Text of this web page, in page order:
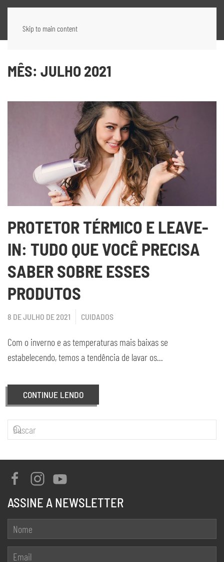
Skip to main content
MÊS: JULHO 2021
PROTETOR TÉRMICO E LEAVE-
IN: TUDO QUE VOCÊ PRECISA
SABER SOBRE ESSES
PRODUTOS
8 DE JULHO DE 2021 CUIDADOS
Com o inverno e as temperaturas mais baixas se
estabelecendo, temos a tendência de lavar os...
CONTINUE LENDO
ASSINE A NEWSLETTER